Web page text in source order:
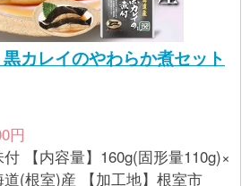
黒カレイのやわらか煮セット
円
付 【内容量】160g(固形量110g)×
(根室)産 【加工地】根室市